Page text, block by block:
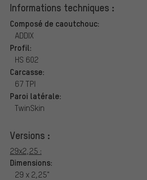
Informations techniques :
Composé de caoutchouc:
ADDIX
Profil:
HS 602
Carcasse:
67 TPI
Paroi latérale:
TwinSkin
Versions :
29x2,25 :
Dimensions:
29 x 2,25"